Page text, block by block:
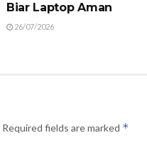
Biar Laptop Aman
26/07/2026
Required fields are marked *